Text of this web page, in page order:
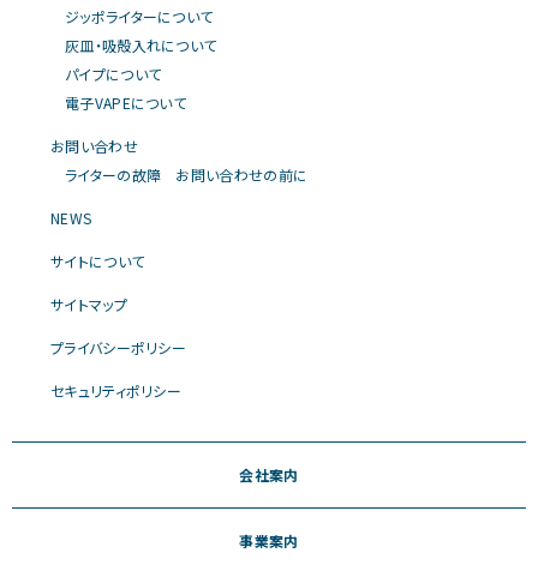
ジッポライターについて
灰皿・吸殻入れについて
パイプについて
電子VAPEについて
お問い合わせ
ライターの故障 お問い合わせの前に
NEWS
サイトについて
サイトマップ
プライバシーポリシー
セキュリティポリシー
会社案内
事業案内